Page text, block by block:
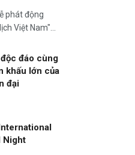
phát động
Việt Nam"...
đáo cùng
khấu lớn của
đại
Night